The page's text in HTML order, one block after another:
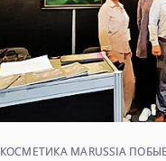
КОСМЕТИКА MARUSSIA